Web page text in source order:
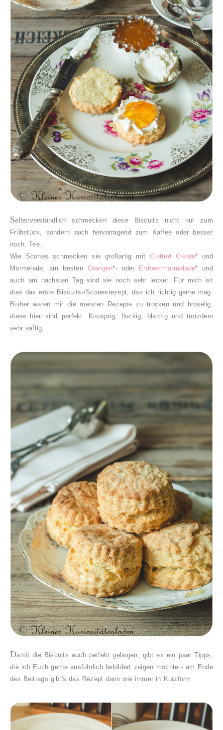
Selbstverständlich schmecken diese Biscuits nicht nur zum
Frühstück, sondern auch hervorragend zum Kaffee oder besser
noch, Tee.
Wie Scones schmecken sie großartig mitClotted Cream* und
Marmelade, am besten Orangen*- oder Erdbeermarmelade* und
auch am nächsten Tag sind sie noch sehr lecker.
Für mich ist
dies das erste Biscuits-/Sconesrezept, das ich richtig gerne mag.
Bisher waren mir die meisten Rezepte zu trocken und bröselig,
diese hier sind perfekt. Knusprig, flockig, blättrig und trotzdem
sehr saftig.
Damit die Biscuits auch perfekt gelingen, gibt es ein paar Tipps,
die ich Euch gerne ausführlich bebildert zeigen möchte - am Ende
des Beitrags gibt's das Rezept dann wie immer in Kurzform.